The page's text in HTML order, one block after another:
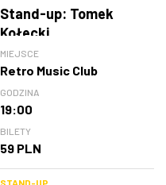
Stand-up: Tomek
Kołecki
MIEJSCE
Retro Music Club
GODZINA
19:00
BILETY
59 PLN
STAND-UP